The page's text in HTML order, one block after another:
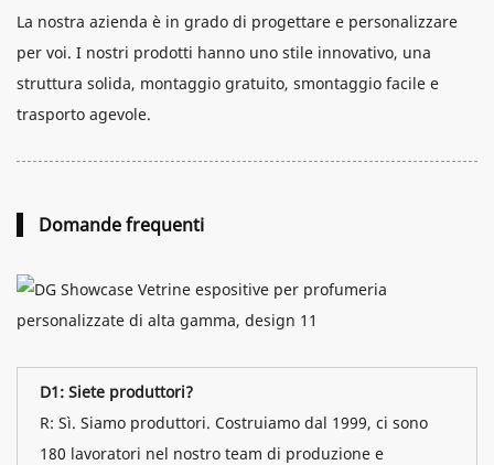
La nostra azienda è in grado di progettare e personalizzare
per voi. I nostri prodotti hanno uno stile innovativo, una
struttura solida, montaggio gratuito, smontaggio facile e
trasporto agevole.
Domande frequenti
D1: Siete produttori?
R: Sì. Siamo produttori. Costruiamo dal 1999, ci sono
180 lavoratori nel nostro team di produzione e